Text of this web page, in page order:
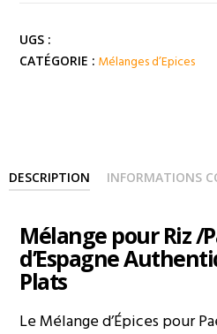
RIZ
/
UGS :
CATÉGORIE : Mélanges d’Epices
DESCRIPTION INFORMATIONS
Mélange pour Riz /
d’Espagne
Plats
Le Mélange d’Épices pour